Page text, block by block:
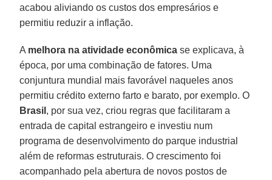
acabou aliviando os custos dos empresários e
permitiu reduzir a inflação.
A melhora na atividade econômica se explicava, à
época, por uma combinação de fatores. Uma
conjuntura mundial mais favorável naqueles anos
permitiu crédito externo farto e barato, por exemplo. O
Brasil , por sua vez, criou regras que facilitaram a
entrada de capital estrangeiro e investiu num
programa de desenvolvimento do parque industrial
além de reformas estruturais. O crescimento foi
acompanhado pela abertura de novos postos de